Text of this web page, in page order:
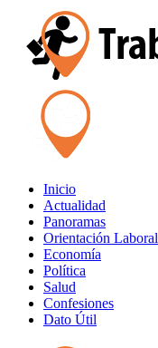
Inicio
Actualidad
Panoramas
Orientación Laboral
Economía
Política
Salud
Confesiones
Dato Útil